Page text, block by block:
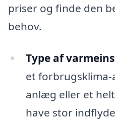
priser og finde den
behov.
Type af
et
anlæg eller et
have stor